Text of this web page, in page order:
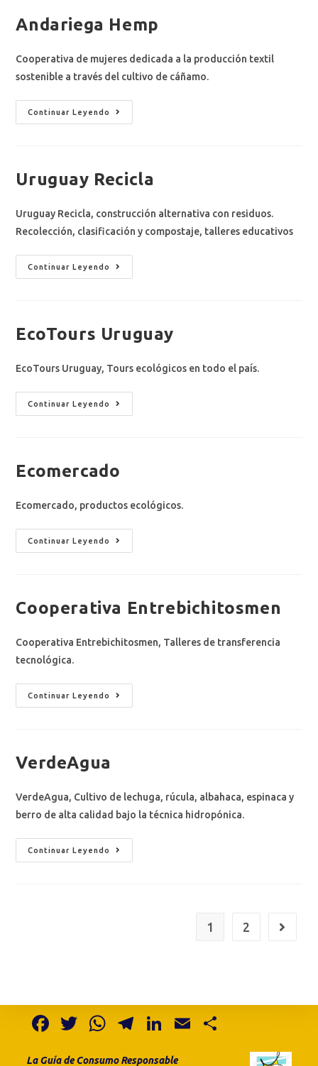
Andariega Hemp
Cooperativa de mujeres dedicada a la producción textil
sostenible a través del cultivo de cáñamo.
Continuar Leyendo
Uruguay Recicla
Uruguay Recicla, construcción alternativa con residuos.
Recolección, clasificación y compostaje, talleres educativos
Continuar Leyendo
EcoTours Uruguay
EcoTours Uruguay, Tours ecológicos en todo el país.
Continuar Leyendo
Ecomercado
Ecomercado, productos ecológicos.
Continuar Leyendo
Cooperativa Entrebichitosmen
Cooperativa Entrebichitosmen, Talleres de transferencia
tecnológica.
Continuar Leyendo
VerdeAgua
VerdeAgua, Cultivo de lechuga, rúcula, albahaca, espinaca y
berro de alta calidad bajo la técnica hidropónica.
Continuar Leyendo
1 2
F
T
W
T
Li
E
La Guía de ConsumoResponsable